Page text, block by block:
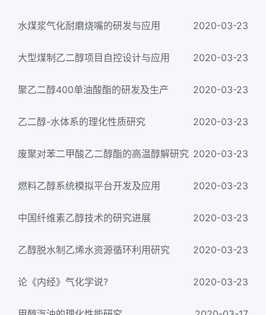
水煤浆气化耐磨烧嘴的研发与应用 2020-03-23
大型煤制乙二醇项目自控设计与应用 2020-03-23
聚乙二醇400单油酸酯的研发及生产 2020-03-23
乙二醇-水体系的理化性质研究 2020-03-23
废聚对苯二甲酸乙二醇酯的高温醇解研究 2020-03-23
燃料乙醇系统模拟平台开发及应用 2020-03-23
中国纤维素乙醇技术的研究进展 2020-03-23
乙醇脱水制乙烯水资源循环利用研究 2020-03-23
论《内经》气化学说? 2020-03-23